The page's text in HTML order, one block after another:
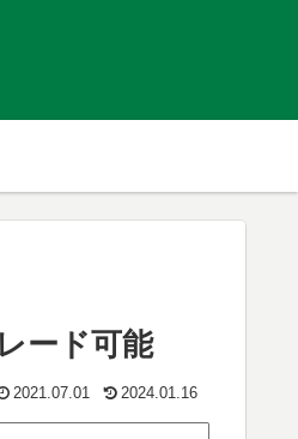
ード可能
2021.07.01 2024.01.16